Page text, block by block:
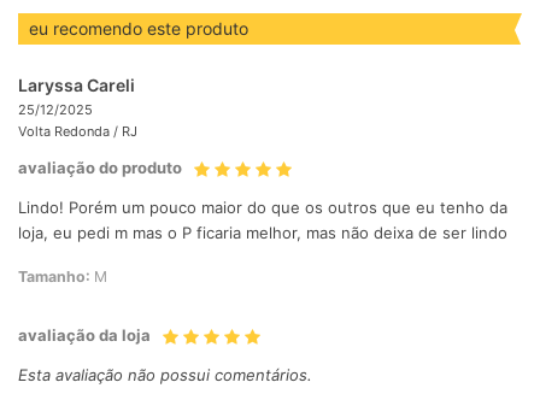
eu recomendo este produto
Laryssa Careli
25/12/2025
Volta Redonda / RJ
avaliação do produto
Lindo! Porém um pouco maior do que os outros que eu tenho da
loja, eu pedi m mas o P ficaria melhor, mas não deixa de ser lindo
Tamanho: M
avaliação da loja
Esta avaliação não possui comentários.